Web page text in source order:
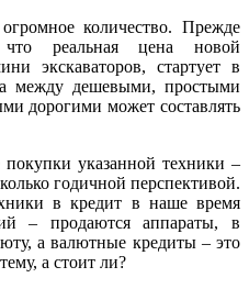
количество. Прежде
реальная цена новой
экскаваторов, стартует в
между дешевыми, простыми
дорогими может составлять
указанной техники –
годичной перспективой.
в кредит в наше время
– продаются аппараты, в
а валютные кредиты – это
а стоит ли?